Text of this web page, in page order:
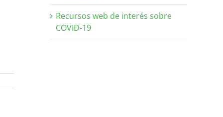
Recursos web de interés sobre
COVID-19